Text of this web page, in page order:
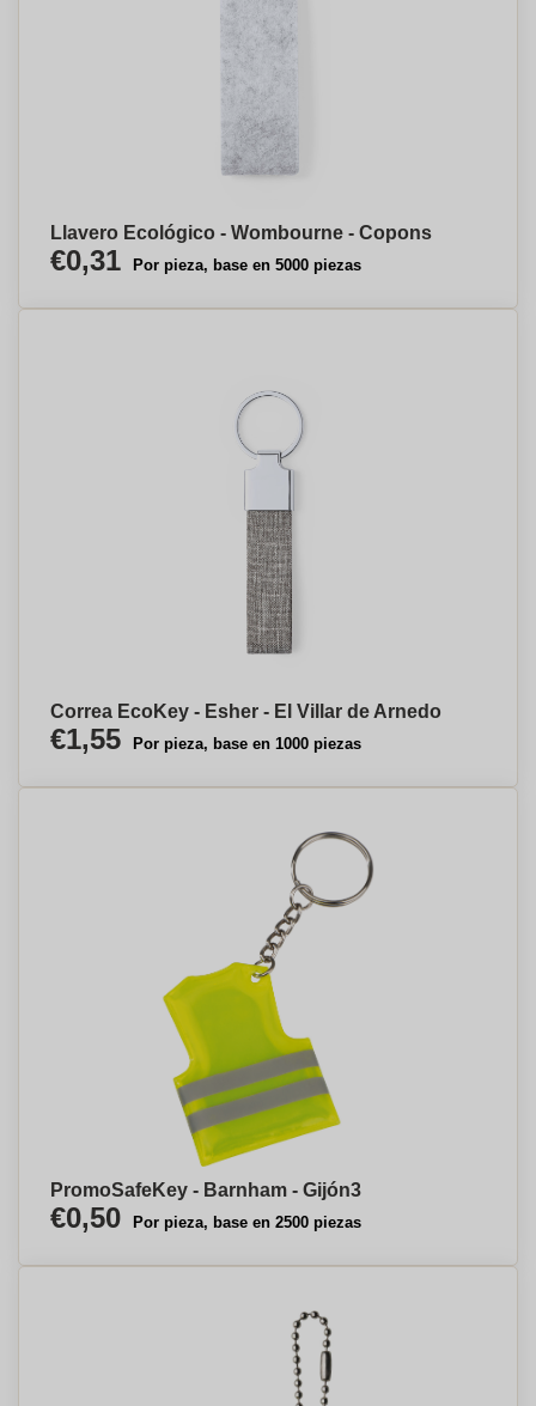
Llavero Ecológico - Wombourne - Copons
€0,31 Por pieza, base en 5000 piezas
Correa EcoKey - Esher - El Villar de Arnedo
€1,55 Por pieza, base en 1000 piezas
PromoSafeKey - Barnham - Gijón⁠3
€0,50 Por pieza, base en 2500 piezas